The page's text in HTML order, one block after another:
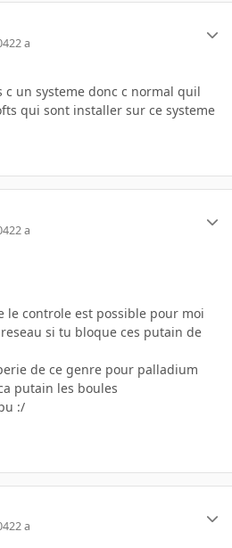
22 a
un systeme donc c normal quil
qui sont installer sur ce systeme
22 a
le controle est possible pour moi
si tu bloque ces putain de
de ce genre pour palladium
putain les boules
:/
22 a